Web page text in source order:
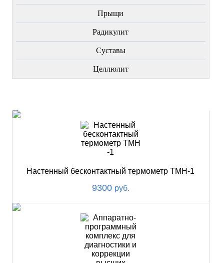
Прыщи
Радикулит
Суставы
Целлюлит
Настенный бесконтактный термометр ТМН-1
9300 руб.